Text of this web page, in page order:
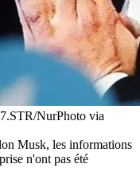
NurPhoto via
Musk, les informations
n'ont pas été